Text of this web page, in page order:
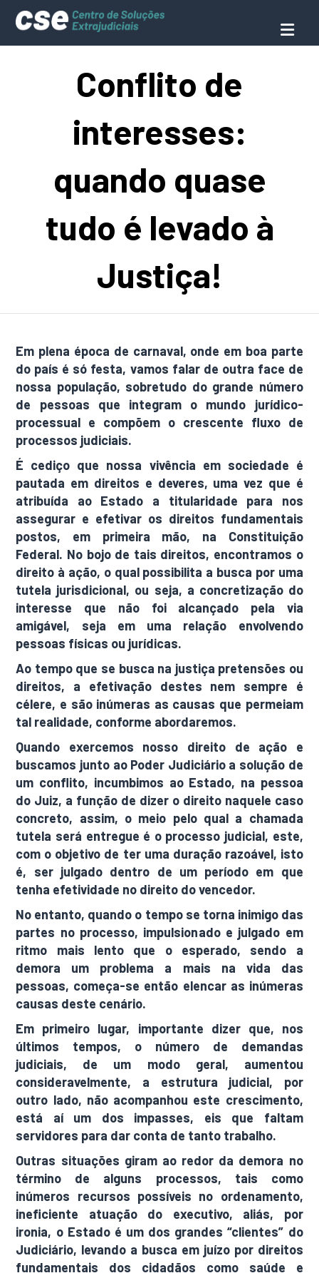
Conflito de
interesses:
quando quase
tudo é levado à
Justiça!
Em plena época de carnaval, onde em boa parte
do país é só festa, vamos falar de outra face de
nossa população, sobretudo do grande número
de pessoas que integram o mundo jurídico-
processual e compõem o crescente fluxo de
processos judiciais.
É cediço que nossa vivência em sociedade é
pautada em direitos e deveres, uma vez que é
atribuída ao Estado a titularidade para nos
assegurar e efetivar os direitos fundamentais
postos, em primeira mão, na Constituição
Federal. No bojo de tais direitos, encontramos o
direito à ação, o qual possibilita a busca por uma
tutela jurisdicional, ou seja, a concretização do
interesse que não foi alcançado pela via
amigável, seja em uma relação envolvendo
pessoas físicas ou jurídicas.
Ao tempo que se busca na justiça pretensões ou
direitos, a efetivação destes nem sempre é
célere, e são inúmeras as causas que permeiam
tal realidade, conforme abordaremos.
Quando exercemos nosso direito de ação e
buscamos junto ao Poder Judiciário a solução de
um conflito, incumbimos ao Estado, na pessoa
do Juiz, a função de dizer o direito naquele caso
concreto, assim, o meio pelo qual a chamada
tutela será entregue é o processo judicial, este,
com o objetivo de ter uma duração razoável, isto
é, ser julgado dentro de um período em que
tenha efetividade no direito do vencedor.
No entanto, quando o tempo se torna inimigo das
partes no processo, impulsionado e julgado em
ritmo mais lento que o esperado, sendo a
demora um problema a mais na vida das
pessoas, começa-se então elencar as inúmeras
causas deste cenário.
Em primeiro lugar, importante dizer que, nos
últimos tempos, o número de demandas
judiciais, de um modo geral, aumentou
consideravelmente, a estrutura judicial, por
outro lado, não acompanhou este crescimento,
está aí um dos impasses, eis que faltam
servidores para dar conta de tanto trabalho.
Outras situações giram ao redor da demora no
término de alguns processos, tais como
inúmeros recursos possíveis no ordenamento,
ineficiente atuação do executivo, aliás, por
ironia, o Estado é um dos grandes “clientes” do
Judiciário, levando a busca em juízo por direitos
fundamentais dos cidadãos como saúde e